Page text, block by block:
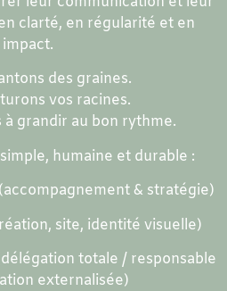
clarté, en régularité et en
impact.
des graines.
vos racines.
à grandir au bon rythme.
humaine et durable :
(accompagnement & stratégie)
site, identité visuelle)
totale / responsable
externalisée)